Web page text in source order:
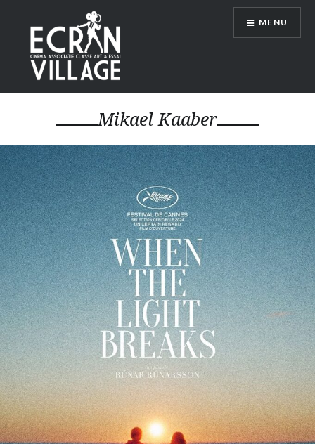
contenu
principal
ÉCRAN VILLAGE
MENU
Mikael Kaaber